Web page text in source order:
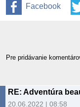
Facebook
Pre pridávanie
20.06.2022 | 08:58